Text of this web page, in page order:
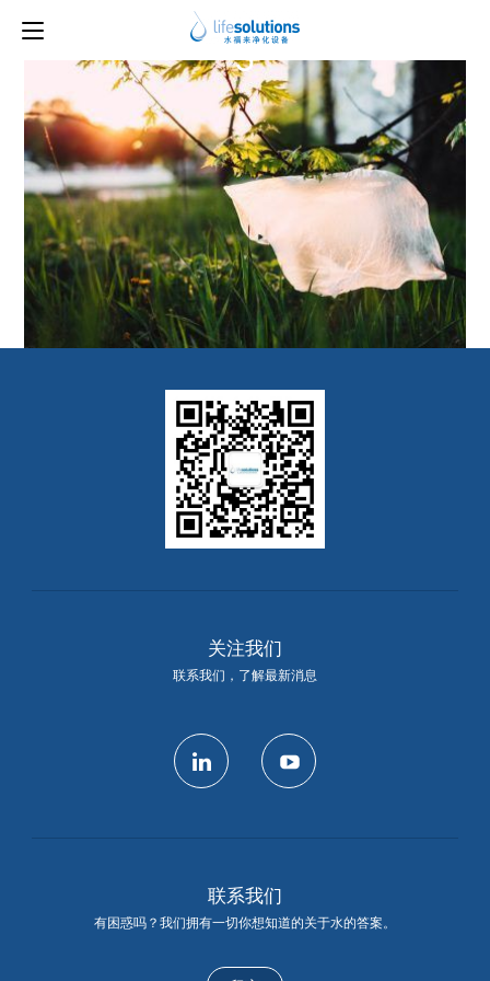
上一图片
5
关注我们
联系我们，了解最新消息
联系我们
有困惑吗？我们拥有一切你想知道的关于水的答案。